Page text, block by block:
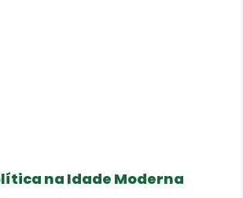
na Idade Moderna